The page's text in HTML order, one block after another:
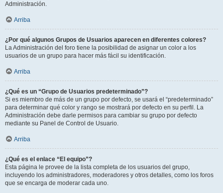
Administración.
Arriba
¿Por qué algunos Grupos de Usuarios aparecen en diferentes colores?
La Administración del foro tiene la posibilidad de asignar un color a los
usuarios de un grupo para hacer más fácil su identificación.
Arriba
¿Qué es un “Grupo de Usuarios predeterminado”?
Si es miembro de más de un grupo por defecto, se usará el “predeterminado”
para determinar qué color y rango se mostrará por defecto en su perfil. La
Administración debe darle permisos para cambiar su grupo por defecto
mediante su Panel de Control de Usuario.
Arriba
¿Qué es el enlace “El equipo”?
Esta página le provee de la lista completa de los usuarios del grupo,
incluyendo los administradores, moderadores y otros detalles, como los foros
que se encarga de moderar cada uno.